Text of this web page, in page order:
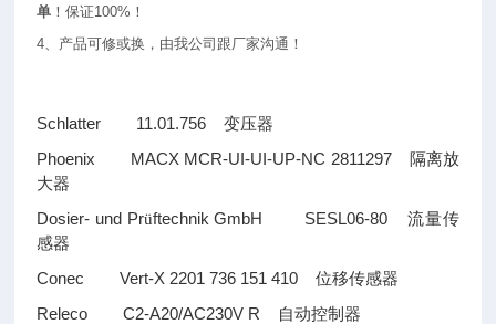
单 ！保证100%！
4、产品可修或换，由我公司跟厂家沟通！
Schlatter 11.01.756变压器
Phoenix MACX MCR-UI-UI-UP-NC 2811297
隔离放
大器
Dosier- und Prüftechnik GmbH SESL06-80流量传
感器
Conec Vert-X 2201 736 151 410位移传感器
Releco C2-A20/AC230V R 自动控制器